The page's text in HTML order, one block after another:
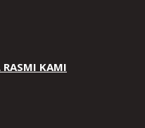
RASMI KAMI